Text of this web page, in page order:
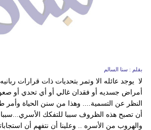
بقلم : سنا السالم
لا يوجد عائله الا وتمر بتحديات ذات قرارات
أمراض جسديه أو فقدان غالي أو أي تحدي أو
النظر عن التسمية.... وهذا من سنن الحياة وأمر
أن تصبح هذه الظروف سببا للتفكك الأسري...سببا
والهروب من الأسره .. وعلينا أن نتفهم أن